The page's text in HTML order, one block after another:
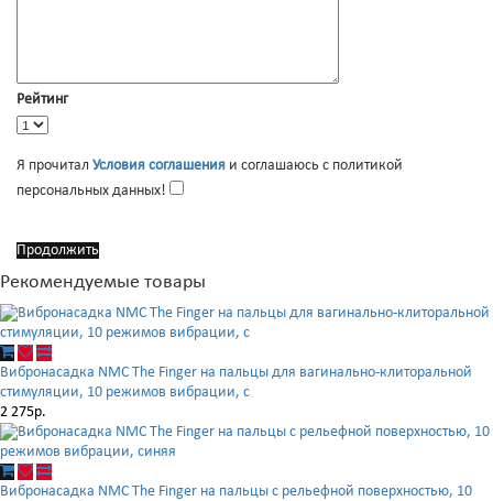
Рейтинг
Я прочитал Условия соглашения и соглашаюсь с политикой
персональных данных!
Продолжить
Рекомендуемые товары
Вибронасадка NMC The Finger на пальцы для вагинально-клиторальной
стимуляции, 10 режимов вибрации, с
2 275р.
Вибронасадка NMC The Finger на пальцы с рельефной поверхностью, 10